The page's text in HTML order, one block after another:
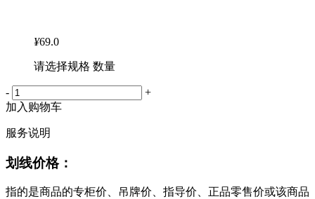
¥69.0
请选择规格 数量
-
+
加入购物车
服务说明
划线价格：
指的是商品的专柜价、吊牌价、指导价、正品零售价或该商品